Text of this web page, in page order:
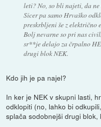
leti? No, so bli najeti, da
Sicer pa samo Hrvaško
preskrbljeni še z električno
Bolj nevarne so pri nas
sr**je delajo za črpalno
drugi blok NEK.
Kdo jih je pa najel?
In ker je NEK v skupni lasti,
odklopiti (no, lahko bi
splača sodobnejši drugi blok,